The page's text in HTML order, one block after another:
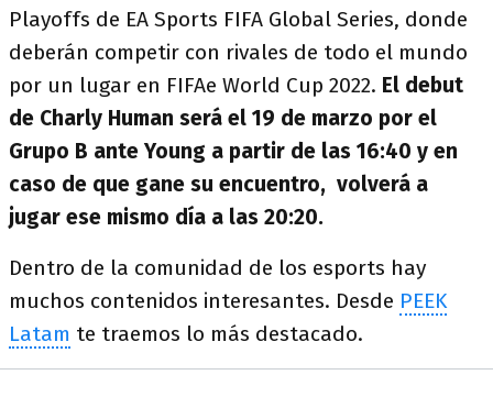
Playoffs de EA Sports FIFA Global Series, donde
deberán competir con rivales de todo el mundo
por un lugar en FIFAe World Cup 2022. El debut
de Charly Human será el 19 de marzo por el
Grupo B ante Young a partir de las 16:40 y en
caso de que gane su encuentro, volverá a
jugar ese mismo día a las 20:20.
Dentro de la comunidad de los esports hay
muchos contenidos interesantes. Desde PEEK
Latam te traemos lo más destacado.